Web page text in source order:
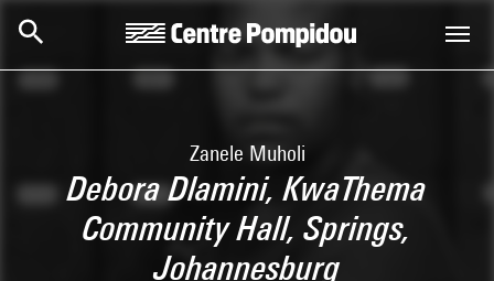
Zanele Muholi
Debora Dlamini, KwaThema
Community Hall, Springs,
Johannesburg